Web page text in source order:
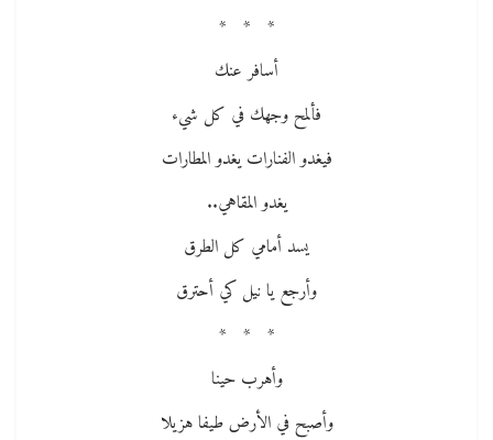
* * *
أسافر عنك
فألمح وجهك في كل شيء
فيغدو الفنارات يغدو المطارات
يغدو المقاهي..
يسد أمامي كل الطرق
وأرجع يا نيل كي أحترق
* * *
وأهرب حينا
وأصبح في الأرض طيفا هزيلا